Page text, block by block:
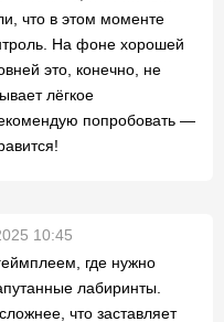
что в этом моменте
На фоне хорошей
это, конечно, не
лёгкое
попробовать —
10:45
где нужно
лабиринты.
что заставляет